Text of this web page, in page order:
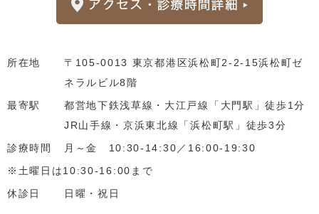
所在地
〒105-0013 東京都港区浜松町2-2-15浜松町ゼ
ネラルビル8階
最寄駅
都営地下鉄浅草線・大江戸線「大門駅」徒歩1分
JR山手線・京浜東北線「浜松町駅」徒歩3分
診療時間
月～金 10:30-14:30／16:00-19:30
※土曜日は10:30-16:00まで
休診日
日曜・祝日